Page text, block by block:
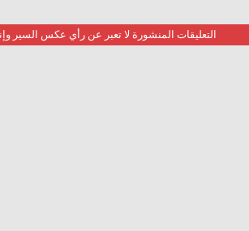
التعليقات المنشورة لا تعبر عن رأي عكس السير